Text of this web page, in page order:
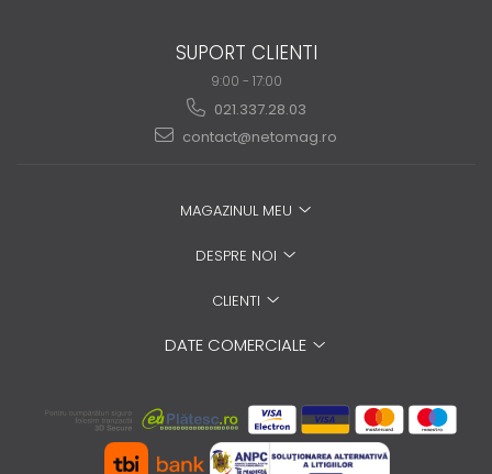
SUPORT CLIENTI
9:00 - 17:00
021.337.28.03
contact@netomag.ro
MAGAZINUL MEU
DESPRE NOI
CLIENTI
DATE COMERCIALE